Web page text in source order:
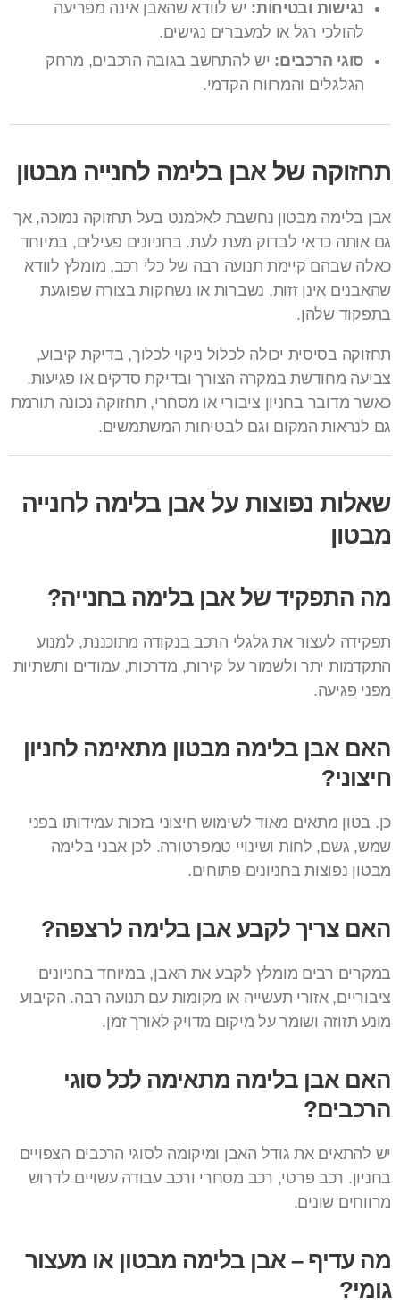
נגישות ובטיחות: יש לוודא שהאבן אינה מפריעה
להולכי רגל או למעברים נגישים.
סוגי הרכבים: יש להתחשב בגובה הרכבים, מרחק
הגלגלים והמרווח הקדמי.
תחזוקה של אבן בלימה לחנייה מבטון
אבן בלימה מבטון נחשבת לאלמנט בעל תחזוקה נמוכה, אך
גם אותה כדאי לבדוק מעת לעת. בחניונים פעילים, במיוחד
כאלה שבהם קיימת תנועה רבה של כלי רכב, מומלץ לוודא
שהאבנים אינן זזות, נשברות או נשחקות בצורה שפוגעת
בתפקוד שלהן.
תחזוקה בסיסית יכולה לכלול ניקוי לכלוך, בדיקת קיבוע,
צביעה מחודשת במקרה הצורך ובדיקת סדקים או פגיעות.
כאשר מדובר בחניון ציבורי או מסחרי, תחזוקה נכונה תורמת
גם לנראות המקום וגם לבטיחות המשתמשים.
שאלות נפוצות על אבן בלימה לחנייה
מבטון
מה התפקיד של אבן בלימה בחנייה?
תפקידה לעצור את גלגלי הרכב בנקודה מתוכננת, למנוע
התקדמות יתר ולשמור על קירות, מדרכות, עמודים ותשתיות
מפני פגיעה.
האם אבן בלימה מבטון מתאימה לחניון
חיצוני?
כן. בטון מתאים מאוד לשימוש חיצוני בזכות עמידותו בפני
שמש, גשם, לחות ושינויי טמפרטורה. לכן אבני בלימה
מבטון נפוצות בחניונים פתוחים.
האם צריך לקבע אבן בלימה לרצפה?
במקרים רבים מומלץ לקבע את האבן, במיוחד בחניונים
ציבוריים, אזורי תעשייה או מקומות עם תנועה רבה. הקיבוע
מונע תזוזה ושומר על מיקום מדויק לאורך זמן.
האם אבן בלימה מתאימה לכל סוגי
הרכבים?
יש להתאים את גודל האבן ומיקומה לסוגי הרכבים הצפויים
בחניון. רכב פרטי, רכב מסחרי ורכב עבודה עשויים לדרוש
מרווחים שונים.
מה עדיף – אבן בלימה מבטון או מעצור
גומי?